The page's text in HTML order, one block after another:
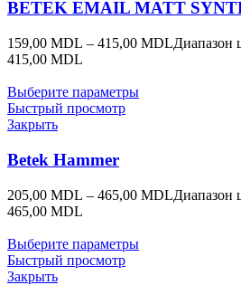
BETEK EMAIL MATT
159,00 MDL – 415,00 MDLДиапазон
415,00 MDL
Выберите параметры
Быстрый просмотр
Закрыть
Betek Hammer
205,00 MDL – 465,00 MDLДиапазон
465,00 MDL
Выберите параметры
Быстрый просмотр
Закрыть